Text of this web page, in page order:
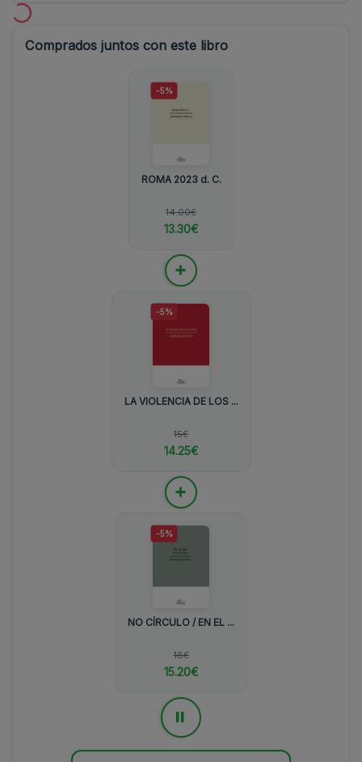
Comprados juntos con este libro
-5%
ROMA 2023 d. C.
14.00€
13.30€
+
-5%
LA VIOLENCIA DE LOS ...
15€
14.25€
+
-5%
NO CÍRCULO / EN EL ...
16€
15.20€